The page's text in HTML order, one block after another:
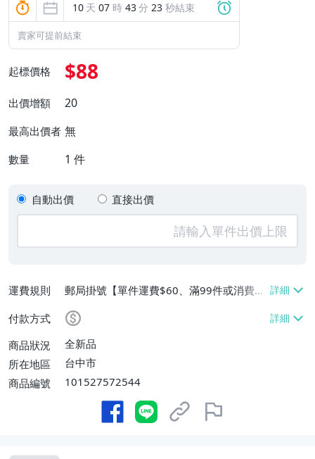
10 天 07 時 43分 23 秒結束
賣家可提前結束
起標價格 $88
出價增額 20
最高出價者 無
數量 1 件
自動出價 直接出價
運費規則
郵局掛號【單件運費$60、滿99件或消費滿
$9999免運費】
付款方式
商品狀況
全新品
所在地區
台中市
商品編號
101527572544